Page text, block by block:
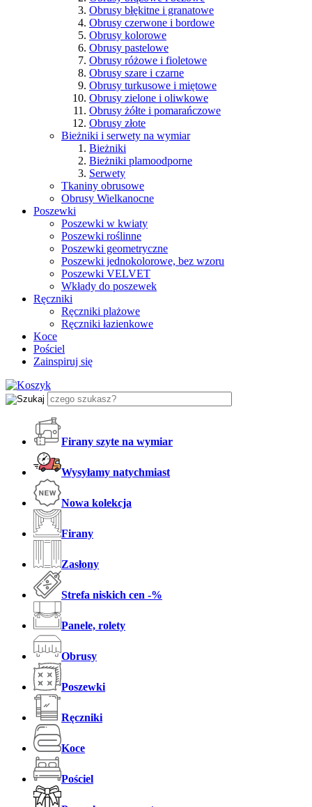
Obrusy błękitne i granatowe
Obrusy czerwone i bordowe
Obrusy kolorowe
Obrusy pastelowe
Obrusy różowe i fioletowe
Obrusy szare i czarne
Obrusy turkusowe i miętowe
Obrusy zielone i oliwkowe
Obrusy żółte i pomarańczowe
Obrusy złote
Bieżniki i serwety na wymiar
Bieżniki
Bieżniki plamoodporne
Serwety
Tkaniny obrusowe
Obrusy Wielkanocne
Poszewki
Poszewki w kwiaty
Poszewki roślinne
Poszewki geometryczne
Poszewki jednokolorowe, bez wzoru
Poszewki VELVET
Wkłady do poszewek
Ręczniki
Ręczniki plażowe
Ręczniki łazienkowe
Koce
Pościel
Zainspiruj się
Firany szyte na wymiar
Wysyłamy natychmiast
Nowa kolekcja
Firany
Zasłony
Strefa niskich cen -%
Panele, rolety
Obrusy
Poszewki
Ręczniki
Koce
Pościel